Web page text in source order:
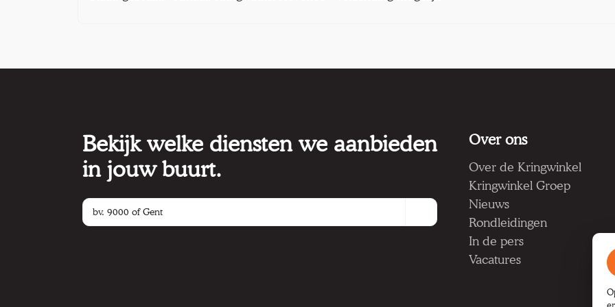
Bekijk welke diensten we aanbieden
in jouw buurt.
Over ons
Over de Kringwinkel
Kringwinkel Groep
Nieuws
Rondleidingen
In de pers
Vacatures